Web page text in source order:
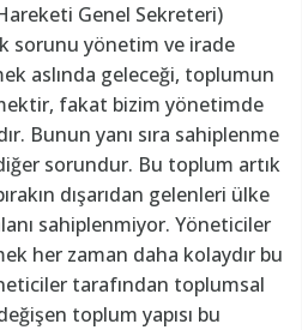
Genel Sekreteri)
sorunu yönetim ve irade
aslında geleceği, toplumun
fakat bizim yönetimde
Bunun yanı sıra sahiplenme
sorundur. Bu toplum artık
dışarıdan gelenleri ülke
sahiplenmiyor. Yöneticiler
her zaman daha kolaydır bu
tarafından toplumsal
toplum yapısı bu